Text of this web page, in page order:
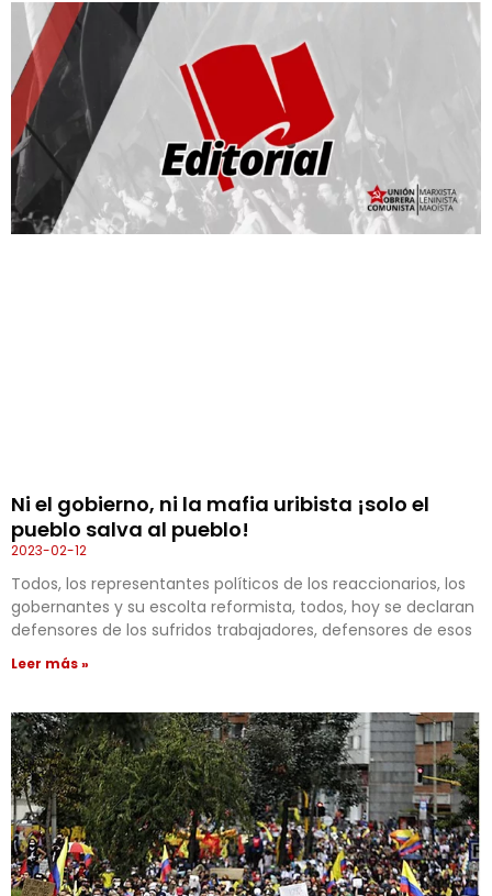
Ni el gobierno, ni la mafia uribista ¡solo el
pueblo salva al pueblo!
2023-02-12
Todos, los representantes políticos de los reaccionarios, los
gobernantes y su escolta reformista, todos, hoy se declaran
defensores de los sufridos trabajadores, defensores de esos
Leer más »